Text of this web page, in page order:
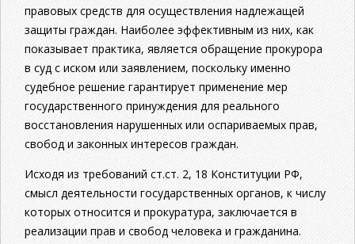
правовых средств для осуществления надлежащей
защиты граждан. Наиболее эффективным из них, как
показывает практика, является обращение прокурора
в суд с иском или заявлением, поскольку именно
судебное решение гарантирует применение мер
государственного принуждения для реального
восстановления нарушенных или оспариваемых прав,
свобод и законных интересов граждан.
Исходя из требований ст.ст. 2, 18 Конституции РФ,
смысл деятельности государственных органов, к числу
которых относится и прокуратура, заключается в
реализации прав и свобод человека и гражданина.